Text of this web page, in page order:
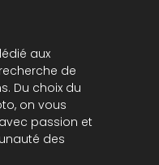
aux
de
Du choix du
on vous
passion et
des